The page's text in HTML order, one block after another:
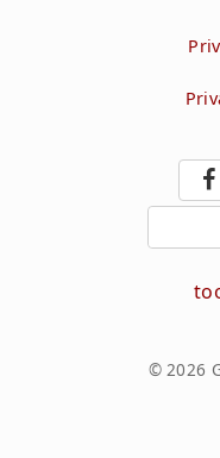
© 2026